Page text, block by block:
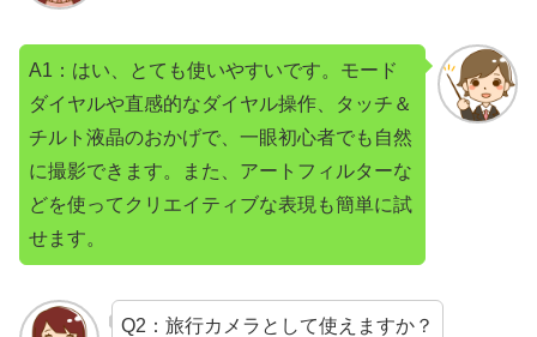
A1：はい、とても使いやすいです。モード
ダイヤルや直感的なダイヤル操作、タッチ＆
チルト液晶のおかげで、一眼初心者でも自然
に撮影できます。また、アートフィルターな
どを使ってクリエイティブな表現も簡単に試
せます。
Q2：旅行カメラとして使えますか？